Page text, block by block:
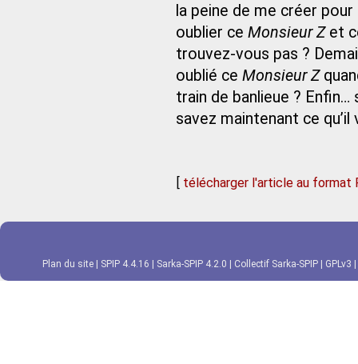
la peine de me créer pour
oublier ce Monsieur Zet
trouvez-vous pas ?
oublié ce Monsieur Z
train de banlieue ?
savez maintenant ce
[ télécharger l'article au format
Plan du site SPIP 4.4.16 Sarka-SPIP 4.2.0 Collectif Sarka-SPIP GPLv3